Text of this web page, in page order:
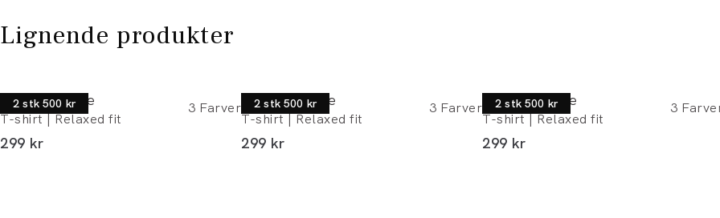
Lignende produkter
2 stk 500 kr
Junk de Luxe
T-shirt | Relaxed fit
3 Farver
I alt (inkl. rabat)
299 kr
2 stk 500 kr
Junk de Luxe
T-shirt | Relaxed fit
3 Farver
I alt (inkl. rabat)
299 kr
2 stk 500 kr
Junk de Luxe
T-shirt | Relaxed fit
3
I alt (inkl. rabat)
299 kr